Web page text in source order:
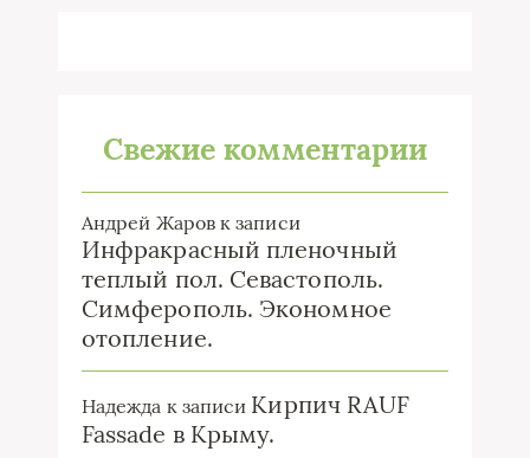
Свежие комментарии
Андрей Жаровк записи
Инфракрасный пленочный
теплый пол. Севастополь.
Симферополь. Экономное
отопление.
Надежда к записи Кирпич RAUF
Fassade в Крыму.